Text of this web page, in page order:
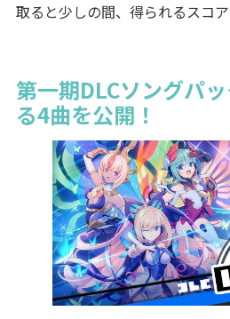
取ると少しの間、得られるスコア
第一期DLCソングパ
る4曲を公開！